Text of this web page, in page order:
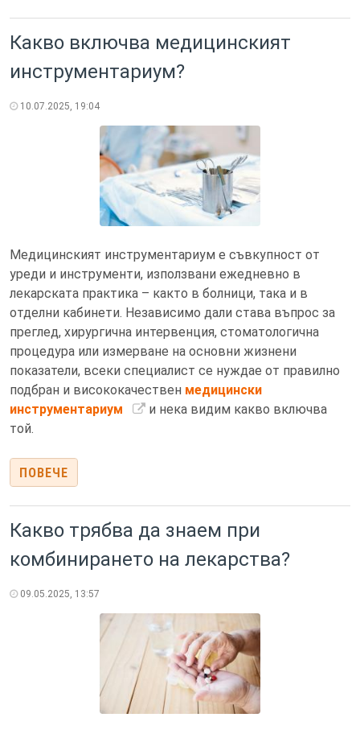
Какво включва медицинският
инструментариум?
10.07.2025, 19:04
Медицинският инструментариум е съвкупност от
уреди и инструменти, използвани ежедневно в
лекарската практика – както в болници, така и в
отделни кабинети. Независимо дали става въпрос за
преглед, хирургична интервенция, стоматологична
процедура или измерване на основни жизнени
показатели, всеки специалист се нуждае от правилно
подбран и висококачествен медицински
инструментариум
и нека видим какво включва
той.
ПОВЕЧЕ
Какво трябва да знаем при
комбинирането на лекарства?
09.05.2025, 13:57